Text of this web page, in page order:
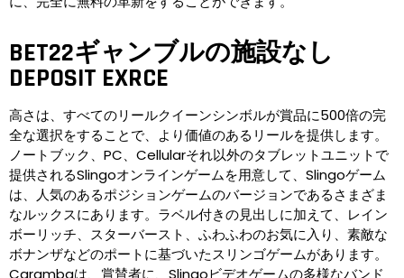
BET22ギャンブルの施設なし
DEPOSIT EXRCE
高さは、すべてのリールクイーンシンボルが賞品に500倍の完
全な選択をすることで、より価値のあるリールを提供します。
ノートブック、PC、Cellularそれ以外のタブレットユニットで
提供されるSlingoオンラインゲームを用意して、Slingoゲーム
は、人気のあるポジションゲームのバージョンであるさまざま
なルックスにあります。ラベル付きの見出しに加えて、レイン
ボーリッチ、スターバースト、ふわふわのお気に入り、素敵な
ボナンザなどのポートに基づいたスリンゴゲームがあります。
Carambaは、賞賛者に、Slingoビデオゲームの多様なバンド